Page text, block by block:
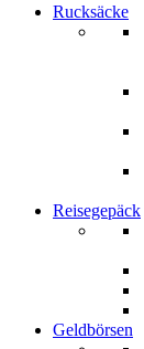
Rucksäcke
Reisegepäck
Geldbörsen